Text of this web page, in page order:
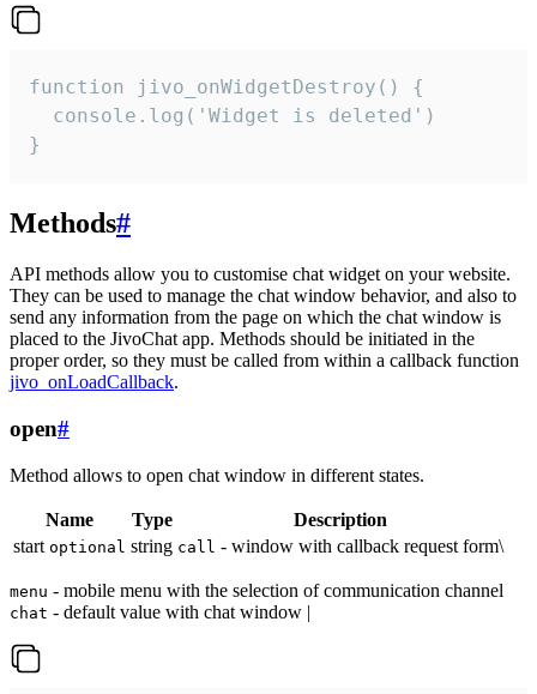
function jivo_onWidgetDestroy() {
  console.log('Widget is deleted')
}
Methods#
API methods allow you to customise chat widget on your website.
They can be used to manage the chat window behavior, and also to
send any information from the page on which the chat window is
placed to the JivoChat app. Methods should be initiated in the
proper order, so they must be called from within a callback function
jivo_onLoadCallback.
open#
Method allows to open chat window in different states.
Name Type
Description
start optional string call - window with callback request form\
menu - mobile menu with the selection of communication channel
chat - default value with chat window |